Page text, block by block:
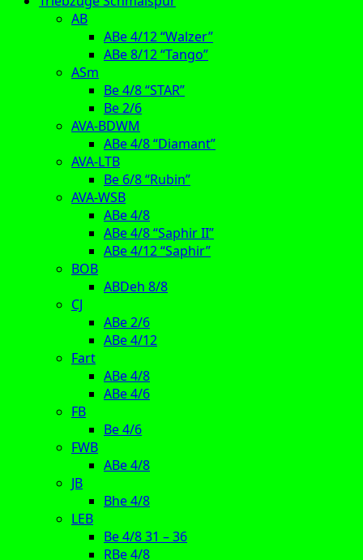
AB
ABe 4/12 “Walzer”
ABe 8/12 “Tango”
ASm
Be 4/8 “STAR”
Be 2/6
AVA-BDWM
ABe 4/8 “Diamant”
AVA-LTB
Be 6/8 “Rubin”
AVA-WSB
ABe 4/8
ABe 4/8 “Saphir II”
ABe 4/12 “Saphir”
BOB
ABDeh 8/8
CJ
ABe 2/6
ABe 4/12
Fart
ABe 4/8
ABe 4/6
FB
Be 4/6
FWB
ABe 4/8
JB
Bhe 4/8
LEB
Be 4/8 31 – 36
RBe 4/8